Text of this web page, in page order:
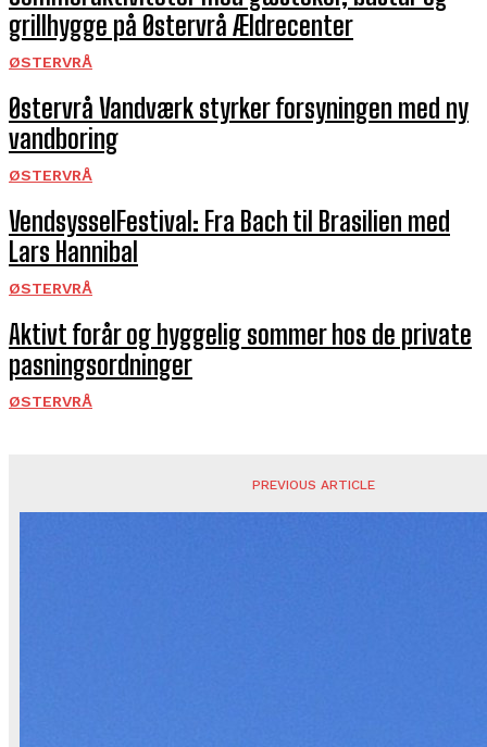
grillhygge på Østervrå Ældrecenter
ØSTERVRÅ
Østervrå Vandværk styrker forsyningen med ny
vandboring
ØSTERVRÅ
VendsysselFestival: Fra Bach til Brasilien med
Lars Hannibal
ØSTERVRÅ
Aktivt forår og hyggelig sommer hos de private
pasningsordninger
ØSTERVRÅ
PREVIOUS ARTICLE